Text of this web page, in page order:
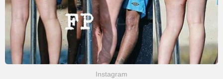
Instagram